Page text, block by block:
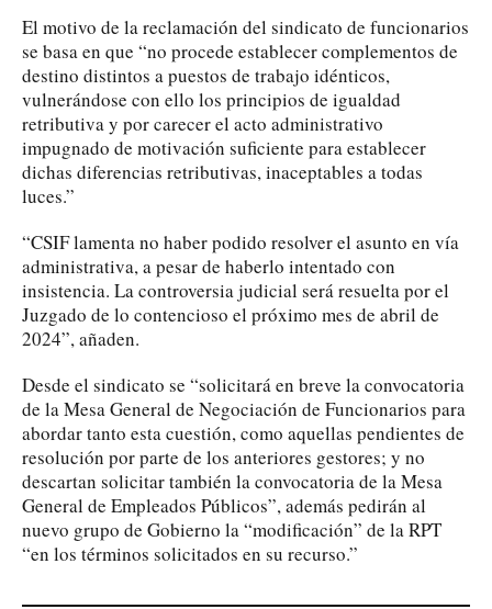
El motivo de la reclamación del sindicato de funcionarios
se basa en que “no procede establecer complementos de
destino distintos a puestos de trabajo idénticos,
vulnerándose con ello los principios de igualdad
retributiva y por carecer el acto administrativo
impugnado de motivación suficiente para establecer
dichas diferencias retributivas, inaceptables a todas
luces.”
“CSIF lamenta no haber podido resolver el asunto en vía
administrativa, a pesar de haberlo intentado con
insistencia. La controversia judicial será resuelta por el
Juzgado de lo contencioso el próximo mes de abril de
2024”, añaden.
Desde el sindicato se “solicitará en breve la convocatoria
de la Mesa General de Negociación de Funcionarios para
abordar tanto esta cuestión, como aquellas pendientes de
resolución por parte de los anteriores gestores; y no
descartan solicitar también la convocatoria de la Mesa
General de Empleados Públicos”, además pedirán al
nuevo grupo de Gobierno la “modificación” de la RPT
“en los términos solicitados en su recurso.”